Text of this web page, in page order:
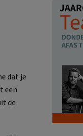
dat je
een
de